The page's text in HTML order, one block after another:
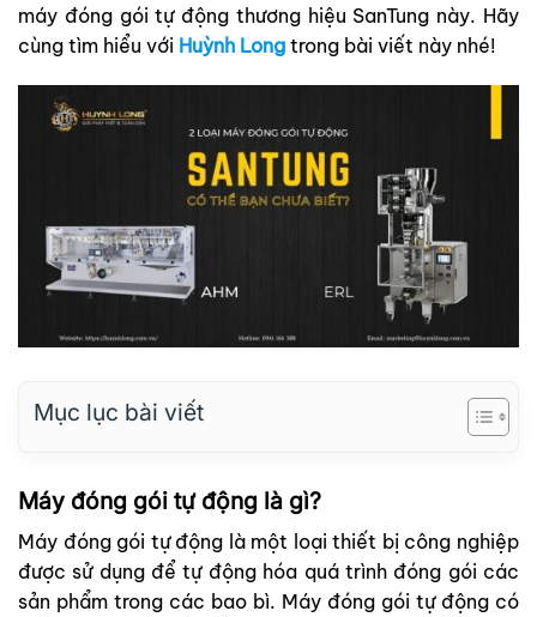
máy đóng gói tự động thương hiệu SanTung này. Hãy
cùng tìm hiểu với Huỳnh Long trong bài viết này nhé!
Mục lục bài viết
Máy đóng gói tự động là gì?
Máy đóng gói tự động là một loại thiết bị công nghiệp
được sử dụng để tự động hóa quá trình đóng gói các
sản phẩm trong các bao bì. Máy đóng gói tự động có